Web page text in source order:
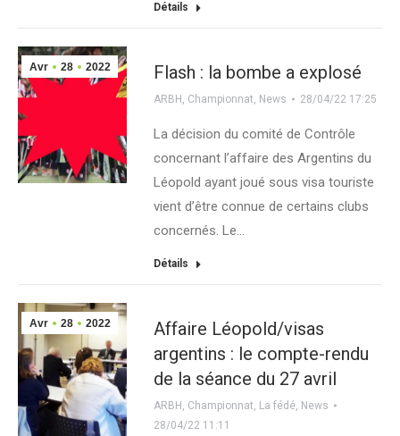
Détails
Avr 28 2022 Flash : la bombe a explosé
ARBH , Championnat, News 28/04/22 17:25
La décision du comité de Contrôle
concernant l’affaire des Argentins du
Léopold ayant joué sous visa touriste
vient d’être connue de certains clubs
concernés. Le…
Détails
Avr 28 2022
Affaire Léopold/visas
argentins : le compte-rendu
de la séance du 27 avril
ARBH , Championnat, La fédé, News
28/04/22 11:11